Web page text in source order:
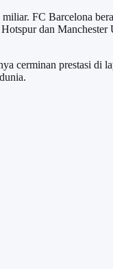
FC Barcelona
dan
cerminan prestasi di